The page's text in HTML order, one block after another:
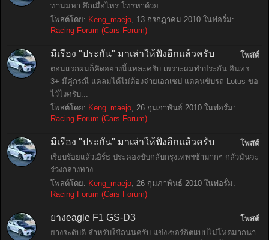
ท่านมหา สึกเมื่อไหร่ โทรหาด้วย............
โพสต์โดย: Keng_maejo, 13 กรกฎาคม 2010 ในฟอรั่ม:
Racing Forum (Cars Forum)
โพสต์
มีเรื่อง "ประกัน" มาเล่าให้ฟังอีกแล้วครับ
ตอนแรกผมก็คิดอย่างนี้แหละครับ เพราะผมทำประกัน อินทร
3+ มีคู่กรณี แคลมได้ไม่ต้องจ่ายเอกเซป แต่คนขับรถ Lotus ขอ
ไว้ไงครับ...
โพสต์โดย: Keng_maejo, 26 กุมภาพันธ์ 2010 ในฟอรั่ม:
Racing Forum (Cars Forum)
โพสต์
มีเรื่อง "ประกัน" มาเล่าให้ฟังอีกแล้วครับ
เรียบร้อยแล้วเอิร์ธ ประคองขับกลับกรุงเทพฯช้ามากๆ กลัวมันจะ
ร่วงกลางทาง
โพสต์โดย: Keng_maejo, 26 กุมภาพันธ์ 2010 ในฟอรั่ม:
Racing Forum (Cars Forum)
โพสต์
ยางeagle F1 GS-D3
ยางระดับดี สำหรับใช้ถนนครับ แข่งเซอร์กิตแบบไม่โหดมากน่า